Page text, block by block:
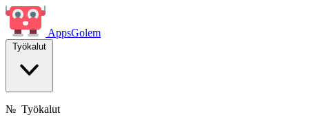
AppsGolem
Työkalut
№ Työkalut